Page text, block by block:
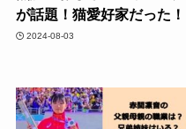
が話題！猫愛好家だった！
2024-08-03